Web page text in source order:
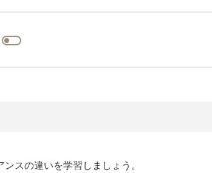
スの違いを学習しましょう。